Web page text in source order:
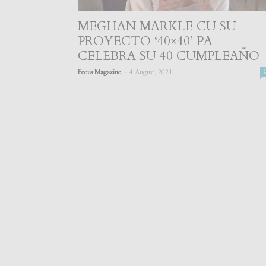
MEGHAN MARKLE CU SU
PROYECTO ‘40×40’ PA
CELEBRA SU 40 CUMPLEAÑO
Focus Magazine 4 August, 2021 0